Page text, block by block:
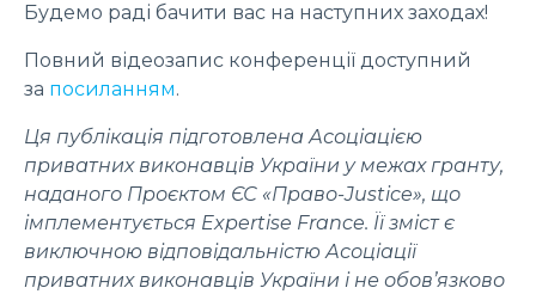
Будемо раді бачити вас на наступних заходах!
Повний відеозапис конференції доступний
за посиланням.
Ця публікація підготовлена Асоціацією
приватних виконавців України у межах гранту,
наданого Проєктом ЄС «Право-Justice», що
імплементується Expertise France. Її зміст є
виключною відповідальністю Асоціації
приватних виконавців України і не обов’язково